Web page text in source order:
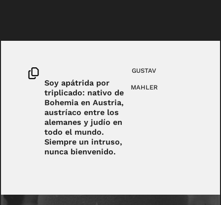
Soy apátrida por
triplicado: nativo de
Bohemia en Austria,
austríaco entre los
alemanes y judío en
todo el mundo.
Siempre un intruso,
nunca bienvenido.
GUSTAV
MAHLER